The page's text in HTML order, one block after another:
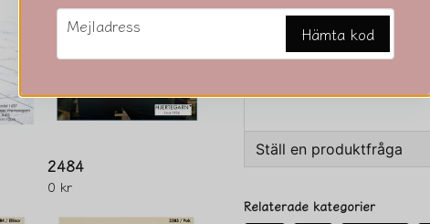
2484
0 kr
Stickor 4,5mm
Stickfasthet 16m
Ställ en produktfråga
Fråga oss något om
Relaterade kategorier
email
Mejladress Hämta kod